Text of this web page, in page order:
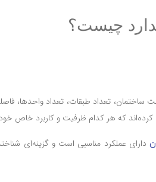
چیست؟
ساختمان، تعداد طبقات، تعداد واحدها،
کرده‌اند که هر کدام ظرفیت و کاربرد خاص خود
دارای عملکرد مناسبی است و گزینه‌ای